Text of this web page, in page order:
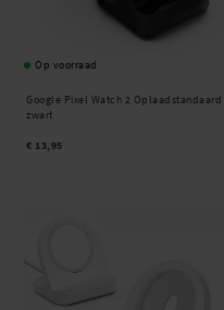
Op voorraad
Google Pixel Watch 2 Oplaadstandaard
zwart
€ 13,95